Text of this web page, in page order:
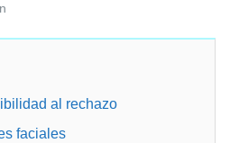
al rechazo
faciales